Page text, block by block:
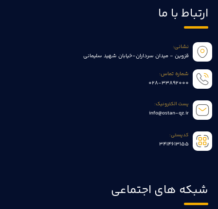
ارتباط با ما
نشانی:
قزوین - میدان سرداران-خیابان شهید سلیمانی
شماره تماس:
028-33892000
پست الکترونیک:
info@ostan-qz.ir
کدپستی:
3414613155
شبکه های اجتماعی